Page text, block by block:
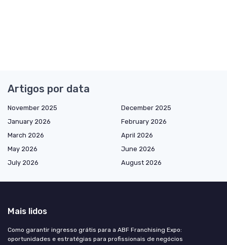
Artigos por data
November 2025
December 2025
January 2026
February 2026
March 2026
April 2026
May 2026
June 2026
July 2026
August 2026
Mais lidos
Como garantir ingresso grátis para a ABF Franchising Expo:
oportunidades e estratégias para profissionais de negócios